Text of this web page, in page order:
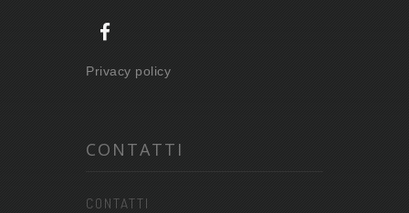
Privacy policy
CONTATTI
CONTATTI